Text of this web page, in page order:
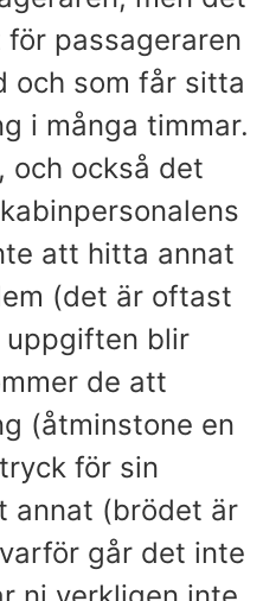
passageraren
och som får sitta
i många timmar.
och också det
att hitta annat
(det är oftast
blir
de att
(åtminstone en
för sin
annat (brödet är
går det inte